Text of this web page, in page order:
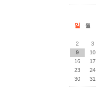
일 월
2
3
9
10
16
17
23
24
30
31